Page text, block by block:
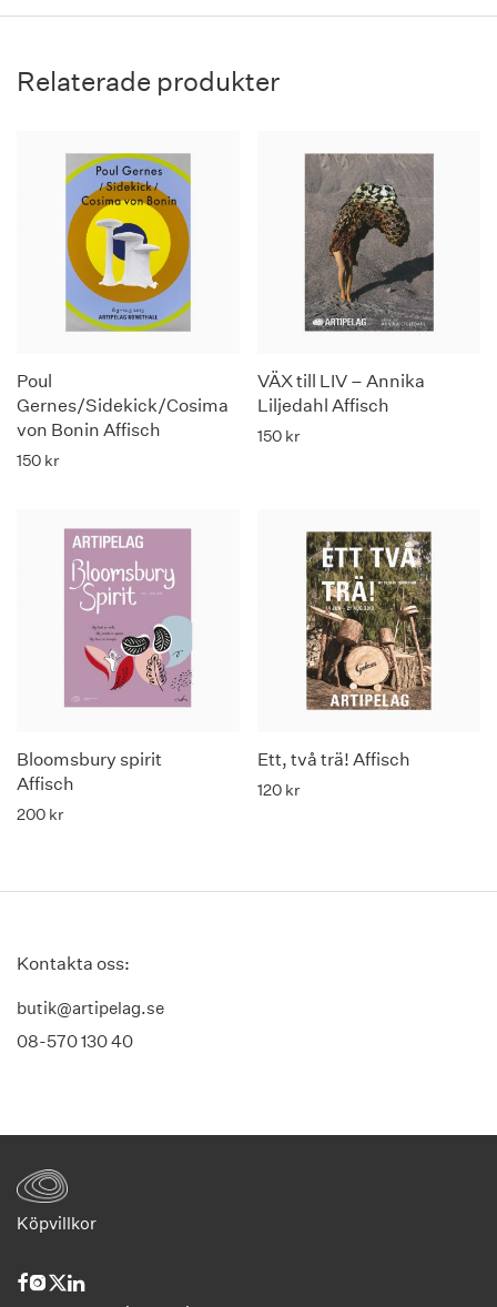
Relaterade produkter
Poul
Gernes/Sidekick/Cosima
von Bonin Affisch
150 kr
VÄX till LIV – Annika
Liljedahl Affisch
150 kr
Bloomsbury spirit
Affisch
200 kr
Ett, två trä! Affisch
120 kr
Kontakta oss:
butik@artipelag.se
08-570 130 40
Köpvillkor